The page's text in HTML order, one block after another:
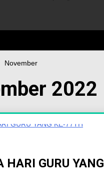
November
2022
HARI GURU YANG